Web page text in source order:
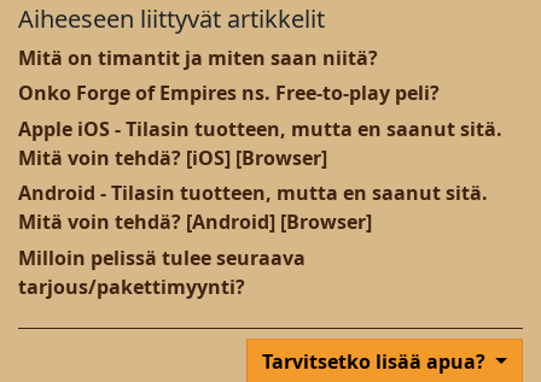
Aiheeseen liittyvät artikkelit
Mitä on timantit ja miten saan niitä?
Onko Forge of Empires ns. Free-to-play peli?
Apple iOS - Tilasin tuotteen, mutta en saanut sitä.
Mitä voin tehdä? [iOS] [Browser]
Android - Tilasin tuotteen, mutta en saanut sitä.
Mitä voin tehdä? [Android] [Browser]
Milloin pelissä tulee seuraava
tarjous/pakettimyynti?
Tarvitsetko lisää apua?